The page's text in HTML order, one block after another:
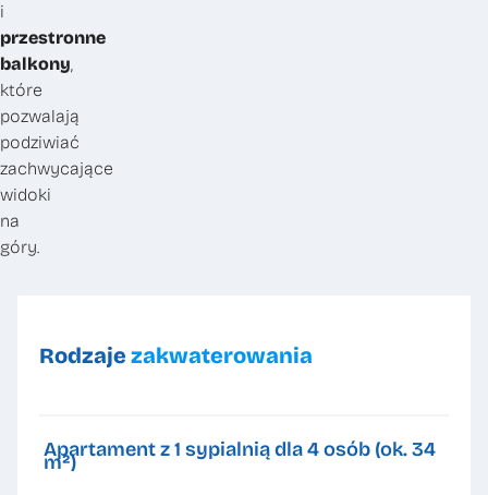
i
przestronne
balkony,
które
pozwalają
podziwiać
zachwycające
widoki
na
góry.
Rodzaje zakwaterowania
Apartament z 1 sypialnią dla 4 osób (ok. 34
m²)